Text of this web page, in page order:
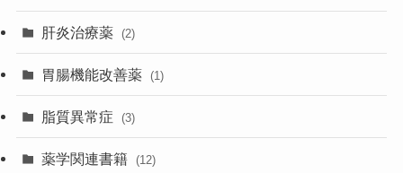
肝炎治療薬 (2)
胃腸機能改善薬 (1)
脂質異常症 (3)
薬学関連書籍 (12)